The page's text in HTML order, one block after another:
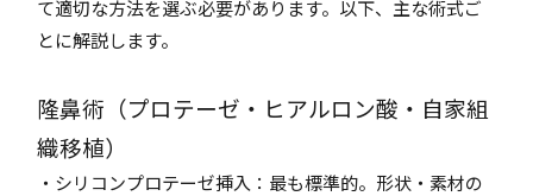
て適切な方法を選ぶ必要があります。以下、主な術式ご
とに解説します。
隆鼻術（プロテーゼ・ヒアルロン酸・自家組
織移植）
・シリコンプロテーゼ挿入：最も標準的。形状・素材の